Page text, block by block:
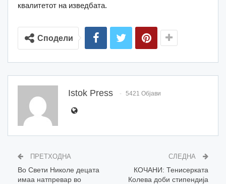
квалитетот на изведбата.
Сподели
Istok Press 5421 Објави
ПРЕТХОДНА
Во Свети Николе децата
имаа натпревар во
СЛЕДНА
КОЧАНИ: Тенисерката
Колева доби стипендија